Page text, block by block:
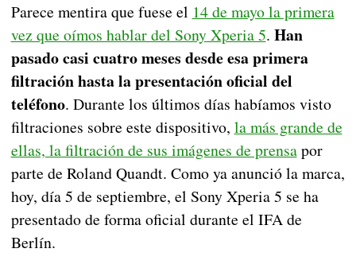
Parece mentira que fuese el 14 de mayo la primera
vez que oímos hablar del Sony Xperia 5. Han
pasado casi cuatro meses desde esa primera
filtración hasta la presentación oficial del
teléfono. Durante los últimos días habíamos visto
filtraciones sobre este dispositivo, la más grande de
ellas, la filtración de sus imágenes de prensapor
parte de Roland Quandt. Como ya anunció la marca,
hoy, día 5 de septiembre, el Sony Xperia 5 se ha
presentado de forma oficial durante el IFA de
Berlín.